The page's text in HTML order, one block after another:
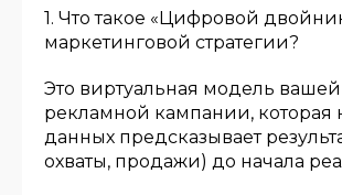
1. Что такое «Цифровой
маркетинговой стратегии?
Это виртуальная модель
рекламной кампании, которая
данных предсказывает
охваты, продажи) до начала